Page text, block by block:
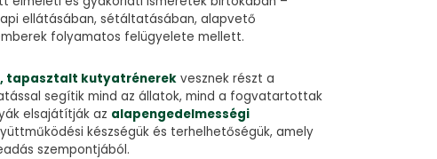
ellátásában, sétáltatásában, alapvető
folyamatos felügyelete mellett.
tapasztalt kutyatrénerek vesznek részt a
segítik mind az állatok, mind a fogvatartottak
elsajátítják az alapengedelmességi
készségük és terhelhetőségük, amely
szempontjából.